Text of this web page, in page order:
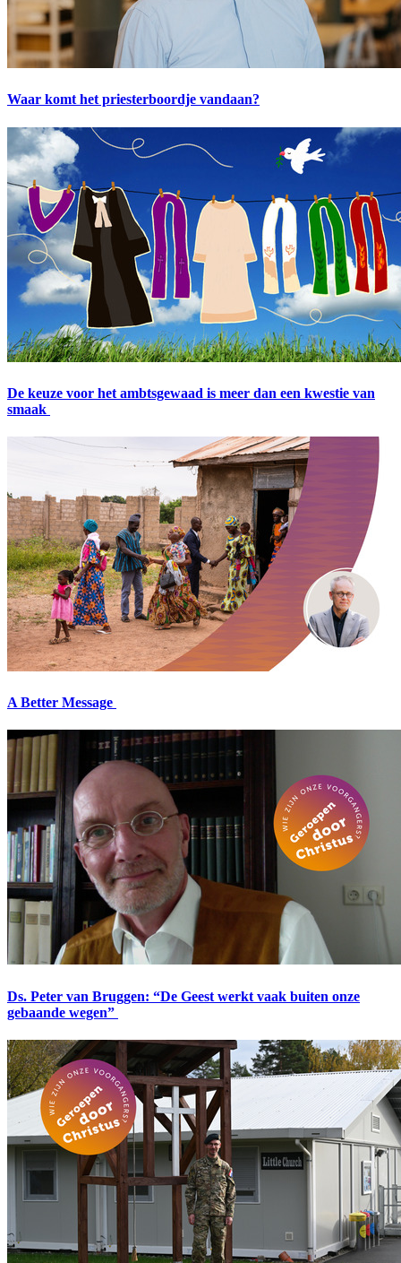
Waar komt het priesterboordje vandaan?
De keuze voor het ambtsgewaad is meer dan een kwestie van
smaak
A Better Message
Ds. Peter van Bruggen: “De Geest werkt vaak buiten onze
gebaande wegen”